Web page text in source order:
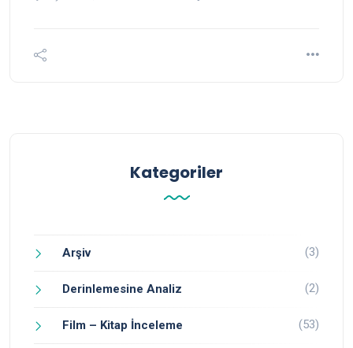
Kategoriler
Arşiv (3)
Derinlemesine Analiz (2)
Film – Kitap İnceleme (53)